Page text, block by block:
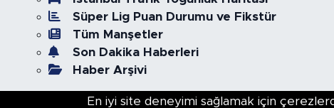
Süper Lig Puan Durumu ve Fikstür
Tüm Manşetler
Son Dakika Haberleri
Haber Arşivi
En iyi site deneyimi sağlamak için